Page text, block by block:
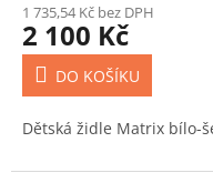
1 735,54 Kč bez DPH
2 100 Kč
DO KOŠÍKU
Dětská židle Matrix bílo-